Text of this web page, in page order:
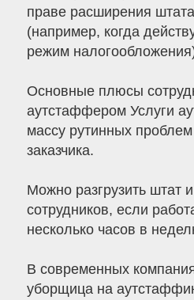
праве расширения
(например, когда
режим
Основные плюсы
аутстаффером Услуги
массу рутинных
заказчика.
Можно разгрузить штат
сотрудников, если
несколько часов в
В современных
уборщица на